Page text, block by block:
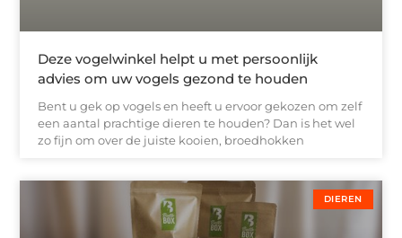
Deze vogelwinkel helpt u met persoonlijk
advies om uw vogels gezond te houden
Bent u gek op vogels en heeft u ervoor gekozen om zelf
een aantal prachtige dieren te houden? Dan is het wel
zo fijn om over de juiste kooien, broedhokken
DIEREN